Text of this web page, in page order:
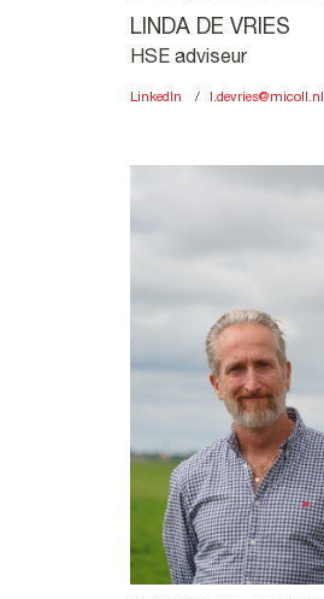
LINDA DE VRIES
HSE adviseur
LinkedIn l.devries@micoll.nl